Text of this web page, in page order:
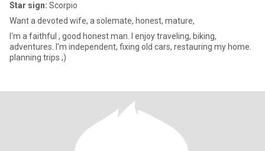
Star sign: Scorpio
Want a devoted wife, a solemate, honest, mature,
I'm a faithful , good honest man. I enjoy traveling, biking,
adventures. I'm independent, fixing old cars, restauring my home.
planning trips ;)